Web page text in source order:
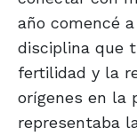
año comencé
disciplina que
fertilidad y la
orígenes en la
representaba